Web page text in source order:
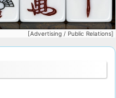
[Advertising / Public Relations]